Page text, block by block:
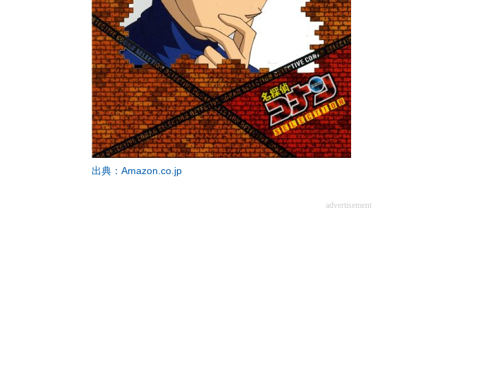
出典：Amazon.co.jp
advertisement